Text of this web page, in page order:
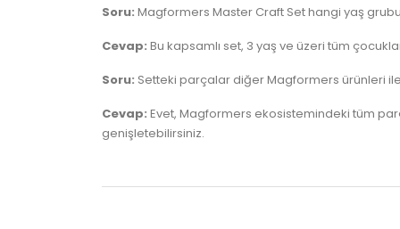
Soru: Magformers Master Craft Set hangi yaş
Cevap: Bu kapsamlı set, 3 yaş ve üzeri tüm
Soru: Setteki parçalar diğer Magformers ürünleri
Cevap: Evet, Magformers ekosistemindeki tüm
genişletebilirsiniz.